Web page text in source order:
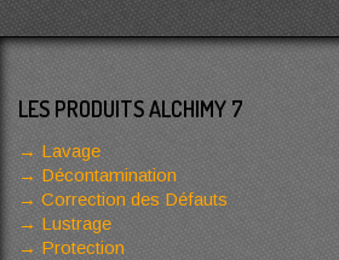
LES PRODUITS ALCHIMY 7
Lavage
Décontamination
Correction des Défauts
Lustrage
Protection